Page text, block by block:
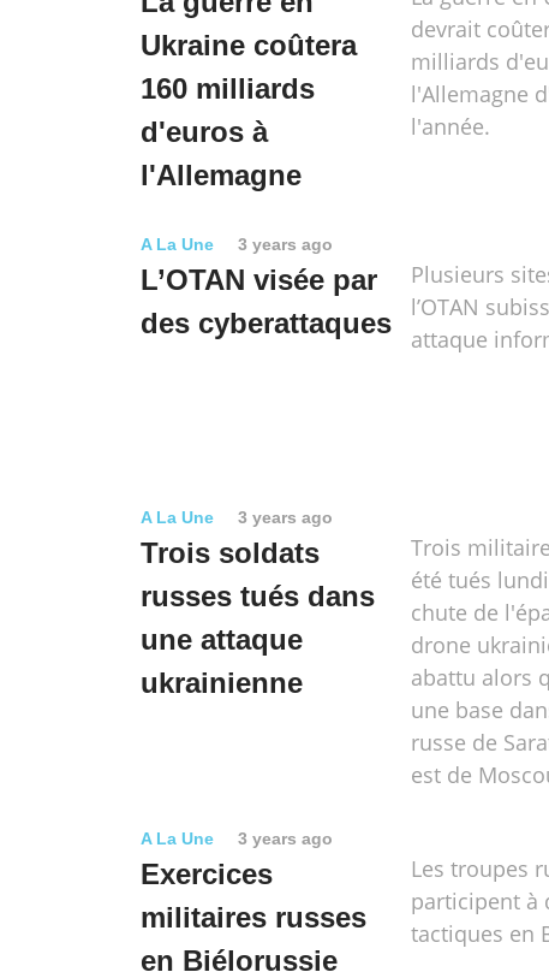
Ukraine coûtera
160 milliards
d'euros à
l'Allemagne
devrait
milliards
l'Allemagne
l'année.
A La Une 3 years ago
L’OTAN visée par
des cyberattaques
Plusieurs
l’OTAN
attaque
A La Une 3 years ago
Trois soldats
russes tués dans
une attaque
ukrainienne
Trois
été tués
chute de
drone
abattu alors
une base
russe de
est de
A La Une 3 years ago
Exercices
militaires russes
en Biélorussie
Les troupes
participent à
tactiques en